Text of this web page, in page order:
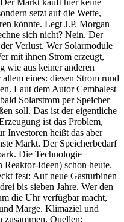
setzt auf die Wette,
könnte. Legt J.P. Morgan
sich nicht? Nein. Der
Verlust. Wer Solarmodule
mit ihnen Strom erzeugt,
wie aus keiner anderen
eines: diesen Strom rund
Laut dem Autor Cembalest
Solarstrom per Speicher
soll. Das ist der eigentliche
ist das Problem,
Investoren heißt das aber
Markt. Der Speicherbedarf
Die Technologie
Ideen) schon heute.
fest: Auf neue Gasturbinen
bis sieben Jahre. Wer den
die Uhr verfügbar macht,
Marge. Klimaziel und
zusammen. Quellen: